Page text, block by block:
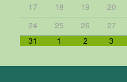
17
18 19 20
24
25 26 27
31
1 2 3